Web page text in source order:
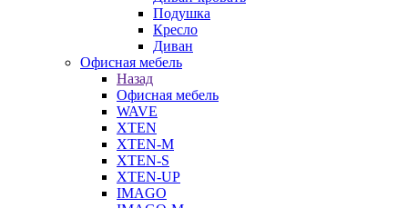
Подушка
Кресло
Диван
Офисная мебель
Назад
Офисная мебель
WAVE
XTEN
XTEN-M
XTEN-S
XTEN-UP
IMAGO